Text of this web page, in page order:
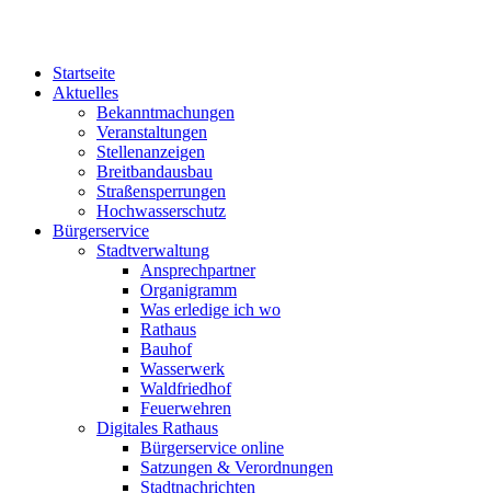
Startseite
Aktuelles
Bekanntmachungen
Veranstaltungen
Stellenanzeigen
Breitbandausbau
Straßensperrungen
Hochwasserschutz
Bürgerservice
Stadtverwaltung
Ansprechpartner
Organigramm
Was erledige ich wo
Rathaus
Bauhof
Wasserwerk
Waldfriedhof
Feuerwehren
Digitales Rathaus
Bürgerservice online
Satzungen & Verordnungen
Stadtnachrichten